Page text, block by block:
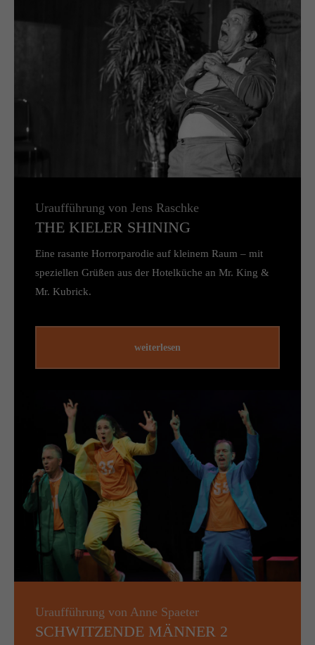
Uraufführung von Jens Raschke
THE KIELER SHINING
Eine rasante Horrorparodie auf kleinem Raum – mit
speziellen Grüßen aus der Hotelküche an Mr. King &
Mr. Kubrick.
weiterlesen
Uraufführung von Anne Spaeter
SCHWITZENDE MÄNNER 2